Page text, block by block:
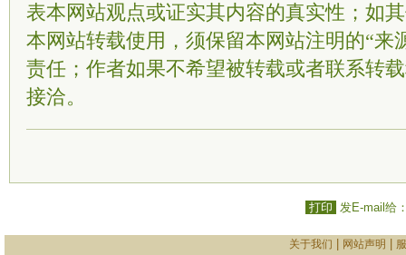
表本网站观点或证实其内容的真实性；如
本网站转载使用，须保留本网站注明的“来
责任；作者如果不希望被转载或者联系转
接洽。
打印 发E-mail给
关于我们 网站声明